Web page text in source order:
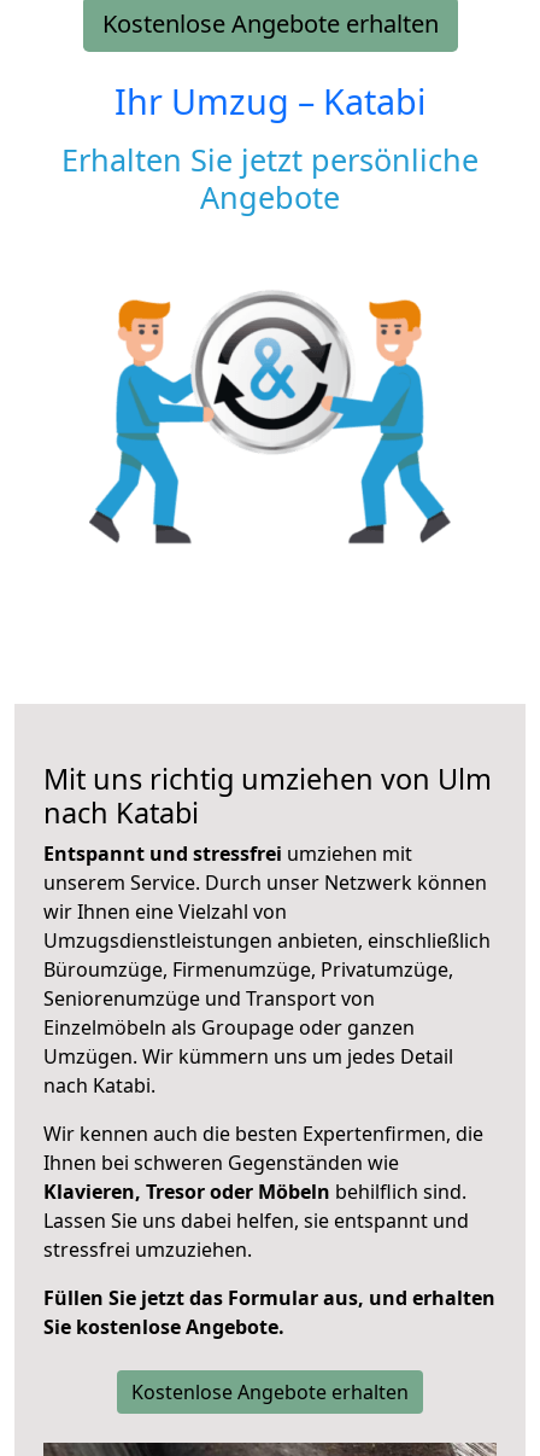
Kostenlose Angebote erhalten
Ihr Umzug – Katabi
Erhalten Sie jetzt persönliche
Angebote
Mit uns richtig umziehen von Ulm
nach Katabi
Entspannt und stressfrei umziehen mit
unserem Service. Durch unser Netzwerk können
wir Ihnen eine Vielzahl von
Umzugsdienstleistungen anbieten, einschließlich
Büroumzüge, Firmenumzüge, Privatumzüge,
Seniorenumzüge und Transport von
Einzelmöbeln als Groupage oder ganzen
Umzügen. Wir kümmern uns um jedes Detail
nach Katabi.
Wir kennen auch die besten Expertenfirmen, die
Ihnen bei schweren Gegenständen wie
Klavieren, Tresor oder Möbeln behilflich sind.
Lassen Sie uns dabei helfen, sie entspannt und
stressfrei umzuziehen.
Füllen Sie jetzt das Formular aus, und erhalten
Sie kostenlose Angebote.
Kostenlose Angebote erhalten